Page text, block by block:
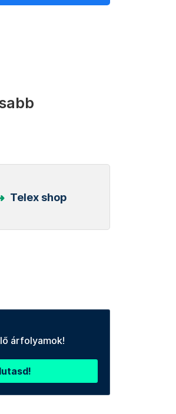
Telex shop
árfolyamok!